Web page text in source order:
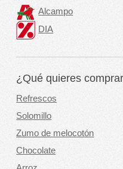
Alcampo
DIA
¿Qué quieres
Refrescos
Solomillo
Zumo de melocotón
Chocolate